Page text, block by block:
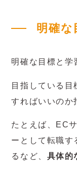
明確な
明確な目標と学
目指している目
すればいいのか
たとえば、EC
ーとして転職す
るなど、 具体的